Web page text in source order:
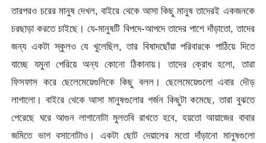
তারপরও চরের মানুষ দেখল, বাইরে থেকে আসা কিছু মানুষ তাদেরই একজনকে
চরছাড়া করতে চাইছে। যে-মানুষটি বিপদে-আপদে তাদের পাশে দাঁড়াতো, তাদের
জন্য একটা স্কুলও যে খুলেছিল, তার বিষাদছোঁয়া পরিবারকে পাঠিয়ে দিতে
যাচ্ছে যমুনা পেরিয়ে অন্য কোনো ঠিকানায়। তাদের ক্রোধ হলো, তারা
ফিসফাস করে ছেলেমেয়েগুলিকে কিছু বলল। ছেলেমেয়েগুলো এবার দৌড়
লাগালো। বাইরে থেকে আসা মানুষগুলোর গর্জন কিছুটা কমেছে, তারা বুঝতে
পেরেছে ঘরে আগুন লাগানোটা মুলতবি রাখতে হবে, হয়তো আয়াজের বাবার
জমিতে ভাগ বসানোটাও। একটা ছোট দেয়ালের মতো দাঁড়ানো মানুষগুলো